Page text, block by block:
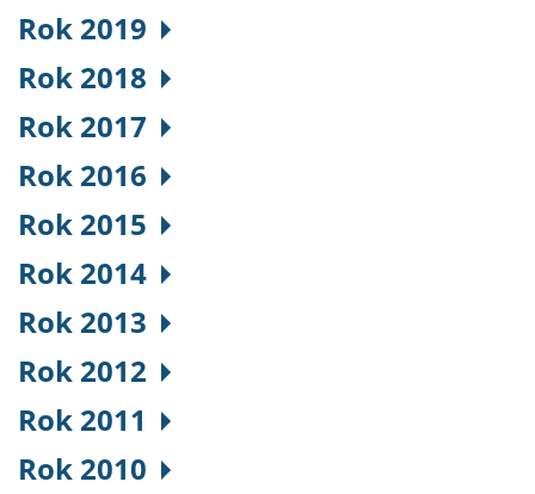
Rok 2019
Rok 2018
Rok 2017
Rok 2016
Rok 2015
Rok 2014
Rok 2013
Rok 2012
Rok 2011
Rok 2010